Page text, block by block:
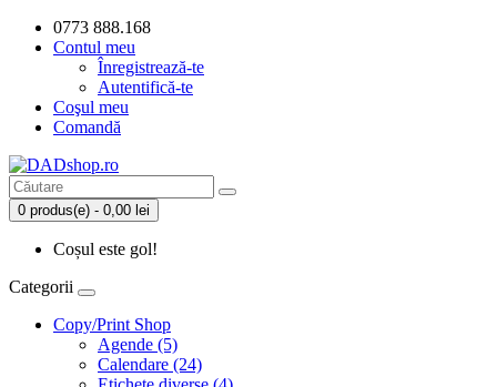
0773 888.168
Contul meu
Înregistrează-te
Autentifică-te
Coşul meu
Comandă
0 produs(e) - 0,00 lei
Coșul este gol!
Categorii
Copy/Print Shop
Agende (5)
Calendare (24)